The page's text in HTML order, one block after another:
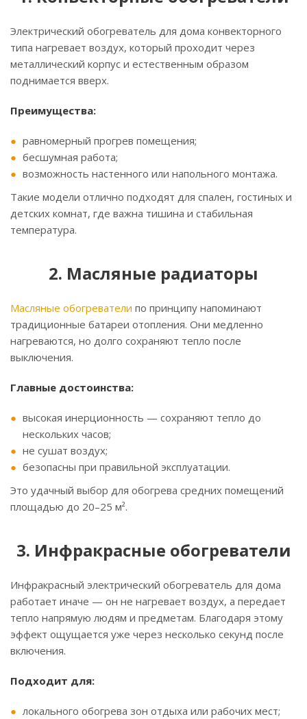
Электрический обогреватель для дома конвекторного
типа нагревает воздух, который проходит через
металлический корпус и естественным образом
поднимается вверх.
Преимущества:
равномерный прогрев помещения;
бесшумная работа;
возможность настенного или напольного монтажа.
Такие модели отлично подходят для спален, гостиных и
детских комнат, где важна тишина и стабильная
температура.
2. Масляные радиаторы
Масляные обогреватели по принципу напоминают
традиционные батареи отопления. Они медленно
нагреваются, но долго сохраняют тепло после
выключения.
Главные достоинства:
высокая инерционность — сохраняют тепло до
нескольких часов;
не сушат воздух;
безопасны при правильной эксплуатации.
Это удачный выбор для обогрева средних помещений
площадью до 20–25 м².
3. Инфракрасные обогреватели
Инфракрасный электрический обогреватель для дома
работает иначе — он не нагревает воздух, а передает
тепло напрямую людям и предметам. Благодаря этому
эффект ощущается уже через несколько секунд после
включения.
Подходит для:
локального обогрева зон отдыха или рабочих мест;